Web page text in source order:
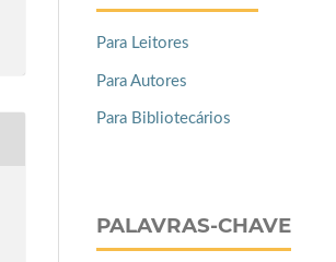
Para Leitores
Para Autores
Para Bibliotecários
PALAVRAS-CHAVE